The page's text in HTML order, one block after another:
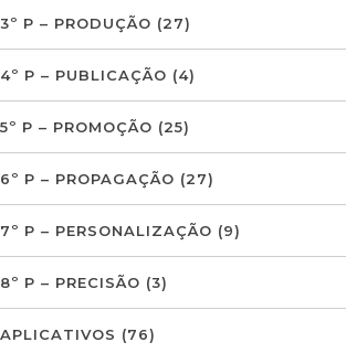
3º P – PRODUÇÃO (27)
4º P – PUBLICAÇÃO (4)
5º P – PROMOÇÃO (25)
6º P – PROPAGAÇÃO (27)
7º P – PERSONALIZAÇÃO (9)
8º P – PRECISÃO (3)
APLICATIVOS (76)